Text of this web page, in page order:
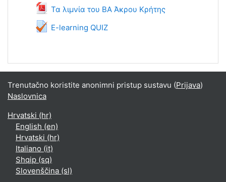
Τα λιμνία του ΒΑ Άκρου Κρήτης
Datoteka
E-learning QUIZ
Test
Trenutačno koristite anonimni pristup sustavu (Prijava)
Naslovnica
Hrvatski ‎(hr)‎
English ‎(en)‎
Hrvatski ‎(hr)‎
Italiano ‎(it)‎
Shqip ‎(sq)‎
Slovenščina ‎(sl)‎